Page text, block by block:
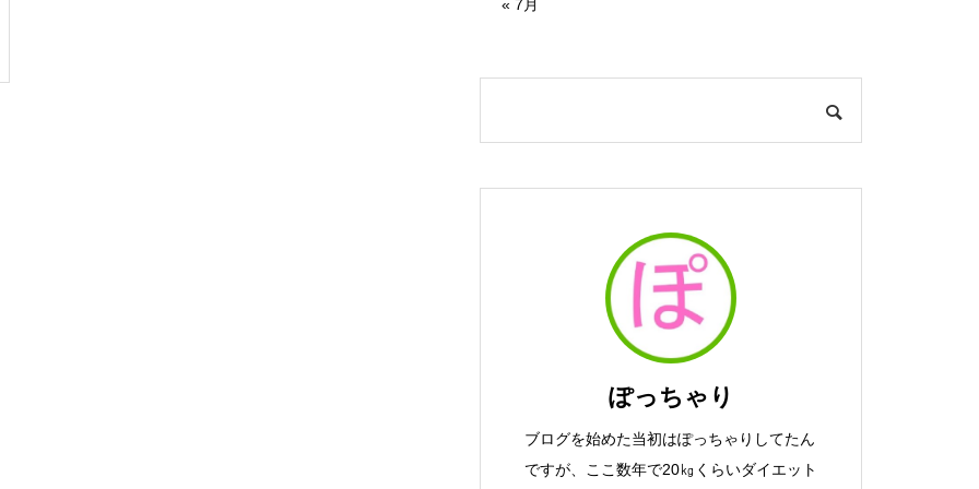
« 7月
ぽっちゃり
ブログを始めた当初はぽっちゃりしてたん
ですが、ここ数年で20㎏くらいダイエット